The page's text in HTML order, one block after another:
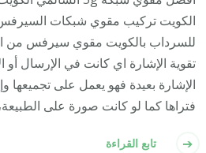
الكويت تركيب مقوي شبكات
للسرداب بالكويت مقوي سيرفس من
تقوية الإشارة اي كانت في الإرسال أو
الإشارة بعيدة فهو يعمل على تجميعها
فتراها كما لو كانت صورة على
تابع القراءة